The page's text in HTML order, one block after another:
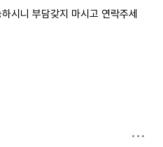
시니 부담갖지 마시고 연락주세